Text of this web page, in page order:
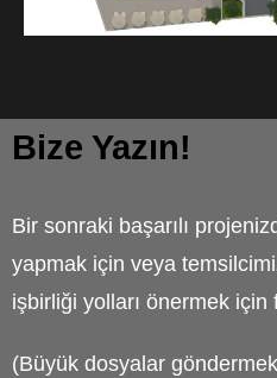
Bize Yazın!
Bir sonraki başarılı
yapmak için veya
işbirliği yolları önermek için
(Büyük dosyalar